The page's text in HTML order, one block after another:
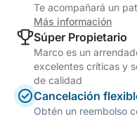
Te acompañará un
Más información
Súper Propietario
Marco es un
excelentes críticas y
de calidad
Cancelación
Obtén un reembolso